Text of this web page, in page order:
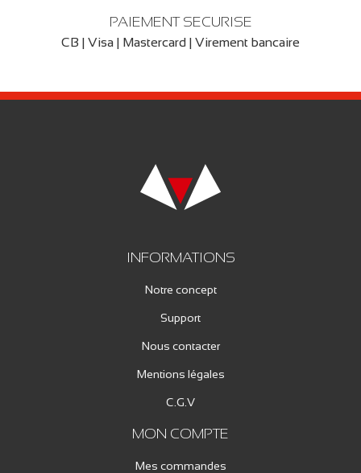
PAIEMENT SECURISE
CB | Visa | Mastercard | Virement bancaire
INFORMATIONS
Notre concept
Support
Nous contacter
Mentions légales
C.G.V
MON COMPTE
Mes commandes